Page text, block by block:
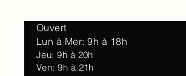
Ouvert
Lun à Mer: 9h à 18h
Jeu: 9h à 20h
Ven: 9h à 21h